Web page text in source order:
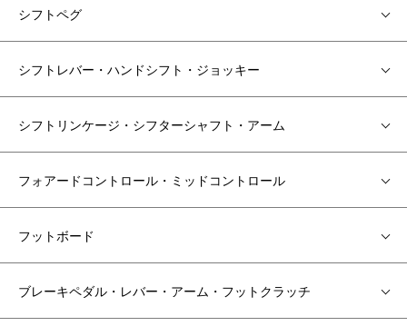
シフトペグ
シフトレバー・ハンドシフト・ジョッキー
シフトリンケージ・シフターシャフト・アーム
フォアードコントロール・ミッドコントロール
フットボード
ブレーキペダル・レバー・アーム・フットクラッチ